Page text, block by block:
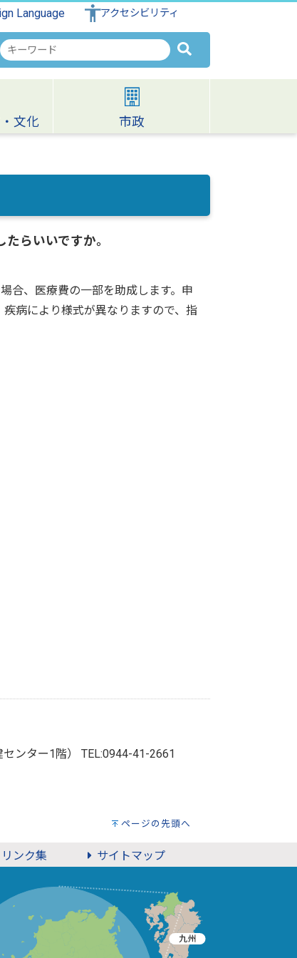
Language アクセシビリティ
検
索
キ
ワ
ー
文化 市政
らいいですか。
合、医療費の一部を助成します。申
病により様式が異なりますので、指
ンター1階） TEL:0944-41-2661
ページの先頭へ
リンク集 サイトマップ